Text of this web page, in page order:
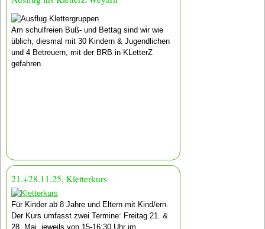
Am schulfreien Buß- und Bettag sind wir wie
üblich, diesmal mit 30 Kindern & Jugendlichen
und 4 Betreuern, mit der BRB in KLetterZ
gefahren.
21.+28.11.25, Kletterkurs
Für Kinder ab 8 Jahre und Eltern mit Kind/ern.
Der Kurs umfasst zwei Termine: Freitag 21. &
28. Mai, jeweils von 15-16:30 Uhr im